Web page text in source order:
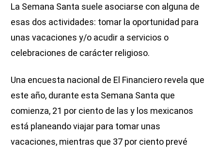
La Semana Santa suele asociarse con alguna de
esas dos actividades: tomar la oportunidad para
unas vacaciones y/o acudir a servicios o
celebraciones de carácter religioso.
Una encuesta nacional de El Financiero revela que
este año, durante esta Semana Santa que
comienza, 21 por ciento de las y los mexicanos
está planeando viajar para tomar unas
vacaciones, mientras que 37 por ciento prevé